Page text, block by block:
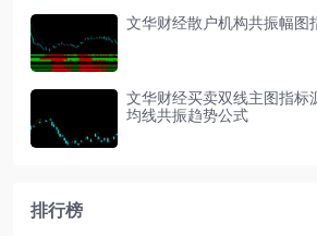
文华财经散户机构共振幅图
文华财经买卖双线主图指标
均线共振趋势公式
排行榜